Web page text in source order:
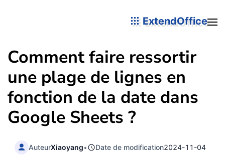
ExtendOffice
Comment faire ressortir
une plage de lignes en
fonction de la date dans
Google Sheets ?
AuteurXiaoyang• Date de modification2024-11-04